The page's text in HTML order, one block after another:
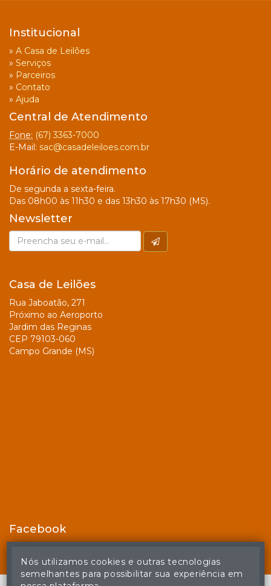
Institucional
» A Casa de Leilões
» Serviços
» Parceiros
» Contato
» Ajuda
Central de Atendimento
Fone: (67) 3363-7000
E-Mail: sac@casadeleiloes.com.br
Horário de atendimento
De segunda a sexta-feira.
Das 08h00 às 11h30 e das 13h30 às 17h30 (MS).
Newsletter
Casa de Leilões
Rua Jaboatão, 271
Próximo ao Aeroporto
Jardim das Reginas
CEP 79103-060
Campo Grande (MS)
Facebook
Nós utilizamos cookies e outras tecnologias
semelhantes para possibilitar sua experiência em